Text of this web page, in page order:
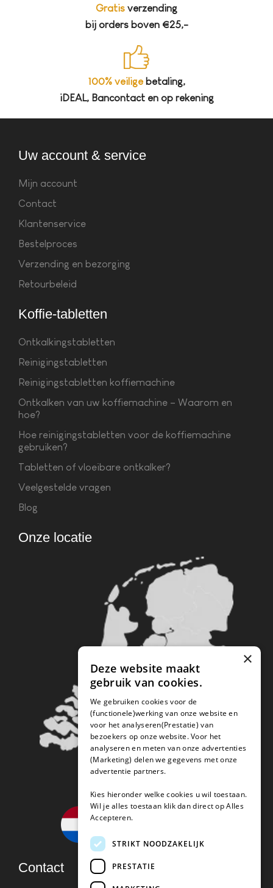
Gratis verzending
bij orders boven €25,-
100% veiligebetaling,
iDEAL, Bancontact en op rekening
Uw account & service
Mijn account
Contact
Klantenservice
Bestelproces
Verzending en bezorging
Retourbeleid
Koffie-tabletten
Ontkalkingstabletten
Reinigingstabletten
Reinigingstabletten koffiemachine
Ontkalken van uw koffiemachine – Waarom en
hoe?
Hoe reinigingstabletten voor de koffiemachine
gebruiken?
Tabletten of vloeibare ontkalker?
Veelgestelde vragen
Blog
Onze locatie
Contact
×
Deze website maakt
gebruik van cookies.
We gebruiken cookies voor de
(functionele)werking van onze website en
voor het analyseren(Prestatie) van
bezoekers op onze website. Voor het
analyseren en meten van onze advertenties
(Marketing) delen we gegevens met onze
advertentie partners.
Kies hieronder welke cookies u wil toestaan.
Wil je alles toestaan klik dan direct op Alles
Accepteren.
STRIKT NOODZAKELIJK
PRESTATIE